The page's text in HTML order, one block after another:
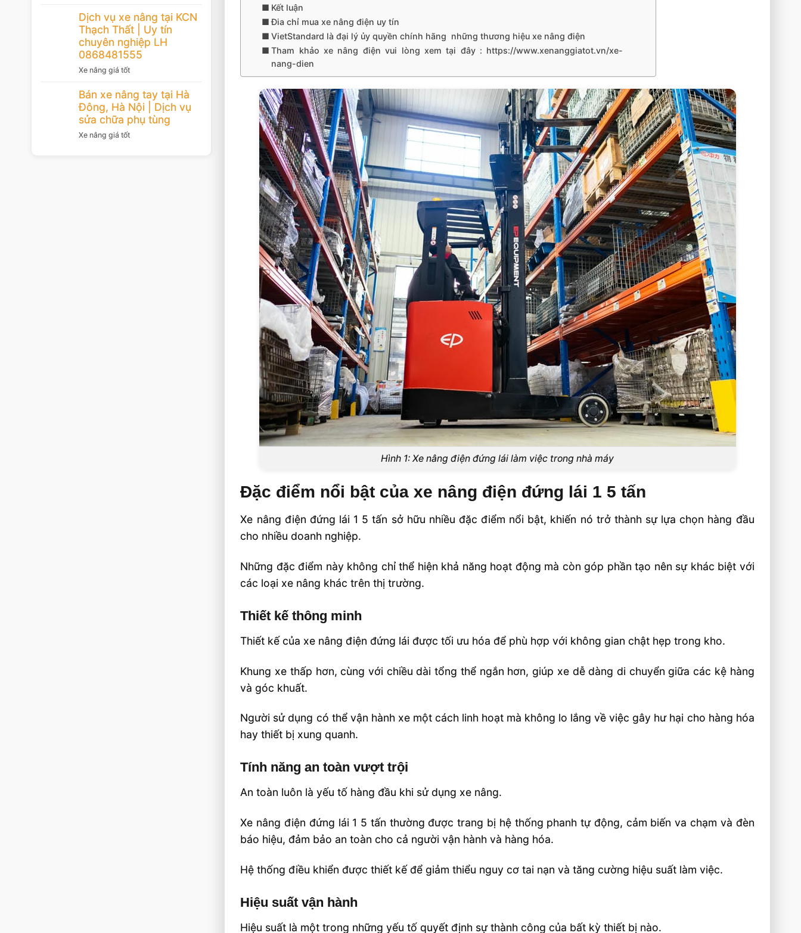
Dịch vụ xe nâng tại KCN
Thạch Thất | Uy tín
chuyên nghiệp LH
0868481555
Xe nâng giá tốt
Bán xe nâng tay tại Hà
Đông, Hà Nội | Dịch vụ
sửa chữa phụ tùng
Xe nâng giá tốt
Kết luận
Đia chỉ mua xe nâng điện uy tín
VietStandard là đại lý ủy quyền chính hãng những thương hiệu xe nâng điện
Tham khảo xe nâng điện vui lòng xem tại đây : https://www.xenanggiatot.vn/xe-
nang-dien
Hình 1: Xe nâng điện đứng lái làm việc trong nhà máy
Đặc điểm nổi bật của xe nâng điện đứng lái 1 5 tấn
Xe nâng điện đứng lái 1 5 tấn sở hữu nhiều đặc điểm nổi bật, khiến nó trở thành sự lựa chọn hàng đầu
cho nhiều doanh nghiệp.
Những đặc điểm này không chỉ thể hiện khả năng hoạt động mà còn góp phần tạo nên sự khác biệt với
các loại xe nâng khác trên thị trường.
Thiết kế thông minh
Thiết kế của xe nâng điện đứng lái được tối ưu hóa để phù hợp với không gian chật hẹp trong kho.
Khung xe thấp hơn, cùng với chiều dài tổng thể ngắn hơn, giúp xe dễ dàng di chuyển giữa các kệ hàng
và góc khuất.
Người sử dụng có thể vận hành xe một cách linh hoạt mà không lo lắng về việc gây hư hại cho hàng hóa
hay thiết bị xung quanh.
Tính năng an toàn vượt trội
An toàn luôn là yếu tố hàng đầu khi sử dụng xe nâng.
Xe nâng điện đứng lái 1 5 tấn thường được trang bị hệ thống phanh tự động, cảm biến va chạm và đèn
báo hiệu, đảm bảo an toàn cho cả người vận hành và hàng hóa.
Hệ thống điều khiển được thiết kế để giảm thiểu nguy cơ tai nạn và tăng cường hiệu suất làm việc.
Hiệu suất vận hành
Hiệu suất là một trong những yếu tố quyết định sự thành công của bất kỳ thiết bị nào.